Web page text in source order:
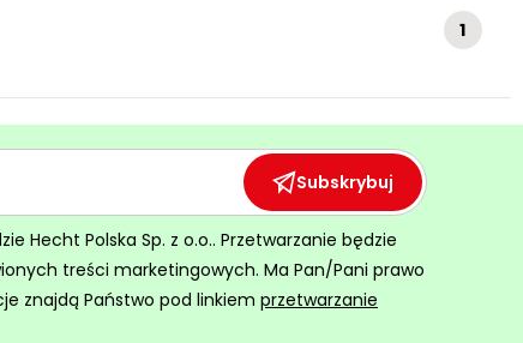
1
Subskrybuj
Hecht Polska Sp. z o.o.. Przetwarzanie będzie
treści marketingowych. Ma Pan/Pani prawo
znajdą Państwo pod linkiem przetwarzanie